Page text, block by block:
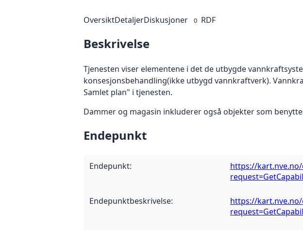
OversiktDetaljerDiskusjoner 0 RDF
Beskrivelse
Tjenesten viser elementene i det de utbygde
konsesjonsbehandling(ikke utbygd vannkraftverk).
Samlet plan" i tjenesten.
Dammer og magasin inkluderer også objekter som
Endepunkt
Endepunkt:
https://
Endepunktbeskrivelse:
https://